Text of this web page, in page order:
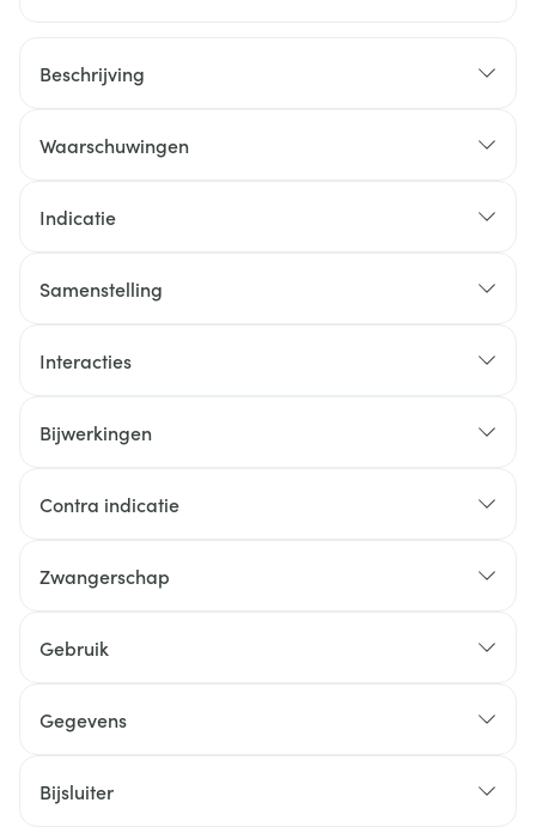
Beschrijving
Waarschuwingen
Indicatie
Samenstelling
Interacties
Bijwerkingen
Contra indicatie
Zwangerschap
Gebruik
Gegevens
Bijsluiter